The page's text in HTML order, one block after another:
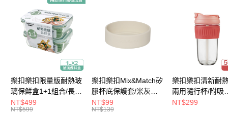
Apple Pay
街口支付
大哥付你分期
相關說明
【大哥付你分期使用說明】
1.本服務由台灣大哥大提供，台灣大哥大用戶可立即使用無須另外申請。
ATM付款
樂扣樂扣限量版耐熱玻
璃保鮮盒1+1組合/長方
形/1L(LLG445KKSP2-
01)
NT$499
NT$599
樂扣樂扣Mix&Match矽
膠杯底保護套/米灰
(BOTTOM-
LHC4343BEG)
NT$99
NT$139
樂扣樂扣清新耐
兩用隨行杯/附吸
管/500ml/粉
NT$299